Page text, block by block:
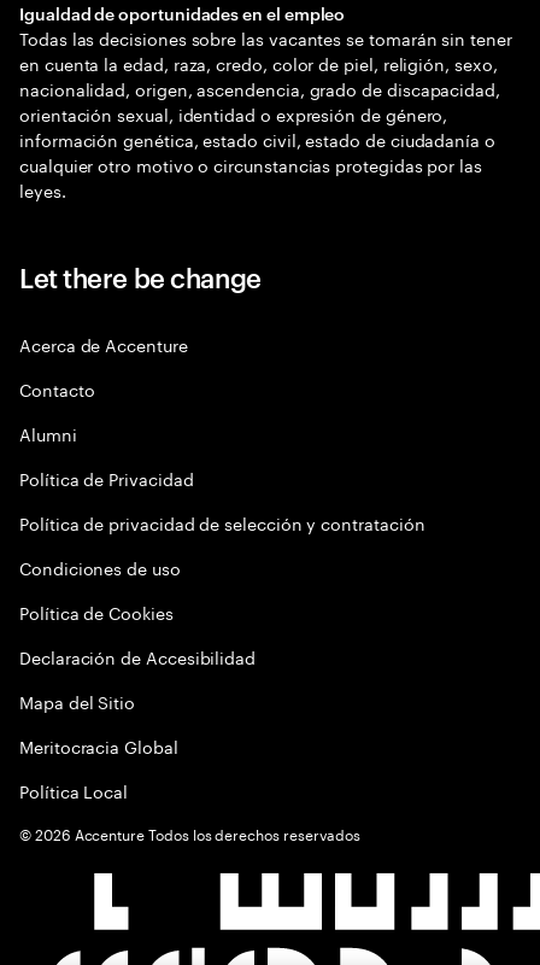
Igualdad de oportunidades en el empleo
Todas las decisiones sobre las vacantes se tomarán sin tener
en cuenta la edad, raza, credo, color de piel, religión, sexo,
nacionalidad, origen, ascendencia, grado de discapacidad,
orientación sexual, identidad o expresión de género,
información genética, estado civil, estado de ciudadanía o
cualquier otro motivo o circunstancias protegidas por las
leyes.
Let there be change
Acerca de Accenture
Contacto
Alumni
Política de Privacidad
Política de privacidad de selección y contratación
Condiciones de uso
Política de Cookies
Declaración de Accesibilidad
Mapa del Sitio
Meritocracia Global
Política Local
©2026 Accenture Todos los derechos reservados